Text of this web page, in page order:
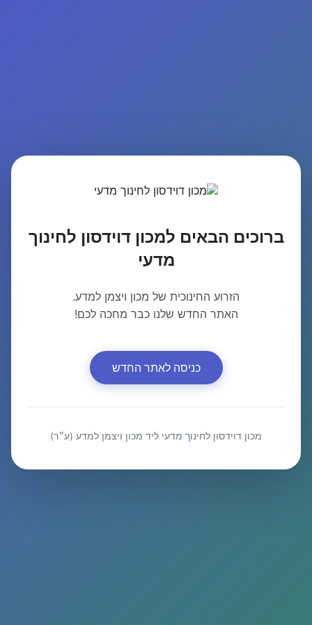
ברוכים הבאים למכון דוידסון לחינוך
מדעי
הזרוע החינוכית של מכון ויצמן למדע.
האתר החדש שלנו כבר מחכה לכם!
כניסה לאתר החדש
מכון דוידסון לחינוך מדעי ליד מכון ויצמן למדע (ע״ר)